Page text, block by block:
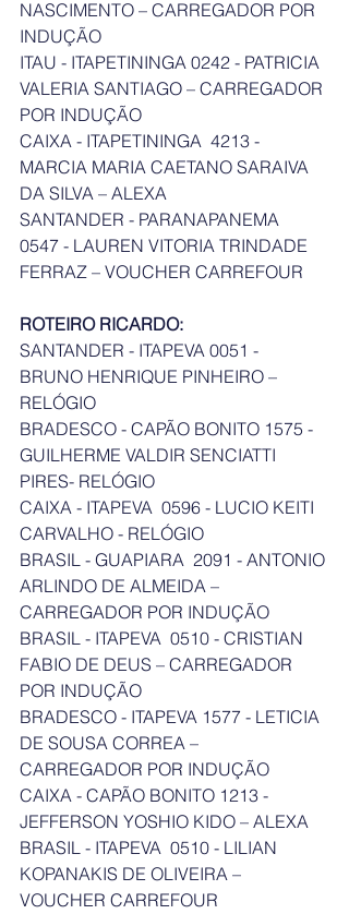
NASCIMENTO – CARREGADOR POR
INDUÇÃO
ITAU - ITAPETININGA 0242 - PATRICIA
VALERIA SANTIAGO – CARREGADOR
POR INDUÇÃO
CAIXA - ITAPETININGA  4213 -
MARCIA MARIA CAETANO SARAIVA
DA SILVA – ALEXA
SANTANDER - PARANAPANEMA
0547 - LAUREN VITORIA TRINDADE
FERRAZ – VOUCHER CARREFOUR
ROTEIRO RICARDO:
SANTANDER - ITAPEVA 0051 -
BRUNO HENRIQUE PINHEIRO –
RELÓGIO
BRADESCO - CAPÃO BONITO 1575 -
GUILHERME VALDIR SENCIATTI
PIRES- RELÓGIO
CAIXA - ITAPEVA  0596 - LUCIO KEITI
CARVALHO - RELÓGIO
BRASIL - GUAPIARA  2091 - ANTONIO
ARLINDO DE ALMEIDA –
CARREGADOR POR INDUÇÃO
BRASIL - ITAPEVA  0510 - CRISTIAN
FABIO DE DEUS – CARREGADOR
POR INDUÇÃO
BRADESCO - ITAPEVA 1577 - LETICIA
DE SOUSA CORREA –
CARREGADOR POR INDUÇÃO
CAIXA - CAPÃO BONITO 1213 -
JEFFERSON YOSHIO KIDO – ALEXA
BRASIL - ITAPEVA  0510 - LILIAN
KOPANAKIS DE OLIVEIRA –
VOUCHER CARREFOUR